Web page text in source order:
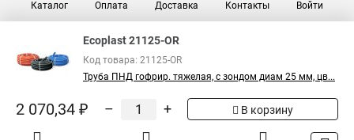
Каталог Оплата Доставка Контакты Войти
Ecoplast 21125-OR
Код товара: 21125-OR
Труба ПНД гофрир. тяжелая, с зондом диам 25 мм, цв...
2 070,34 ₽ – + В корзину